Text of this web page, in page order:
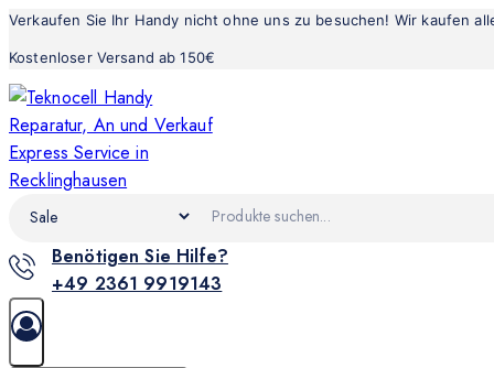
Verkaufen Sie Ihr Handy nicht ohne uns zu besuchen! Wir kaufen
Kostenloser Versand ab 150€
Benötigen Sie Hilfe?
+49 2361 9919143